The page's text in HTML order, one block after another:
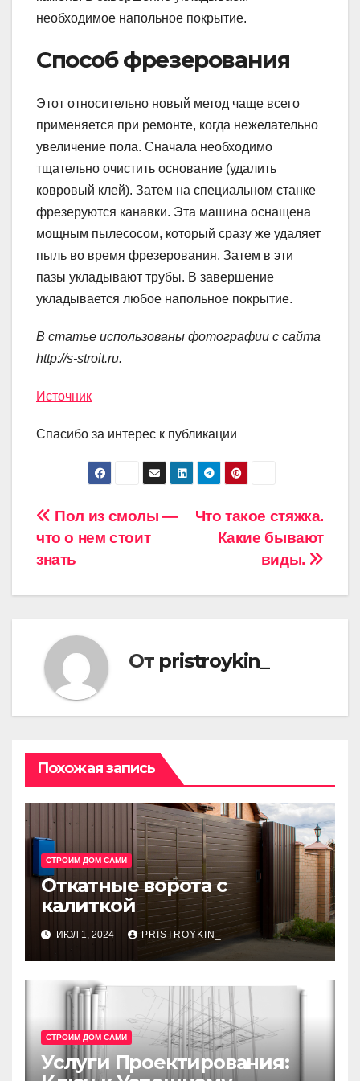
необходимое напольное покрытие.
Способ фрезерования
Этот относительно новый метод чаще всего
применяется при ремонте, когда нежелательно
увеличение пола. Сначала необходимо
тщательно очистить основание (удалить
ковровый клей). Затем на специальном станке
фрезеруются канавки. Эта машина оснащена
мощным пылесосом, который сразу же удаляет
пыль во время фрезерования. Затем в эти
пазы укладывают трубы. В завершение
укладывается любое напольное покрытие.
В статье использованы фотографии с сайта
http://s-stroit.ru.
Источник
Спасибо за интерес к публикации
Навигация
по
записям
Что такое стяжка.
Какие бывают
виды.
Пол из смолы —
что о нем стоит
знать
От pristroykin_
Похожая запись
СТРОИМ ДОМ САМИ
Откатные ворота с
калиткой
ИЮЛ 1, 2024 PRISTROYKIN_
СТРОИМ ДОМ САМИ
Услуги Проектирования: